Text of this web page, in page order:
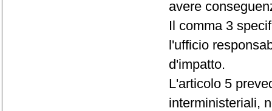
avere
Il comma 3
l'ufficio
d'impatto.
L'articolo 5
interministeriali,